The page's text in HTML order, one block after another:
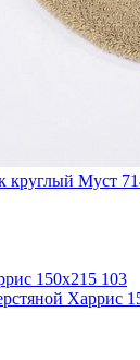
круглый Муст
Харрис